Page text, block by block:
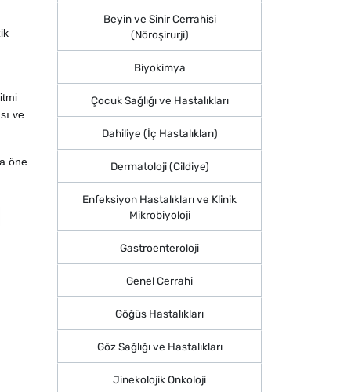
ve
öne
Beyin ve Sinir Cerrahisi
(Nöroşirurji)
Biyokimya
Çocuk Sağlığı ve Hastalıkları
Dahiliye (İç Hastalıkları)
Dermatoloji (Cildiye)
Enfeksiyon Hastalıkları ve Klinik
Mikrobiyoloji
Gastroenteroloji
Genel Cerrahi
Göğüs Hastalıkları
Göz Sağlığı ve Hastalıkları
Jinekolojik Onkoloji